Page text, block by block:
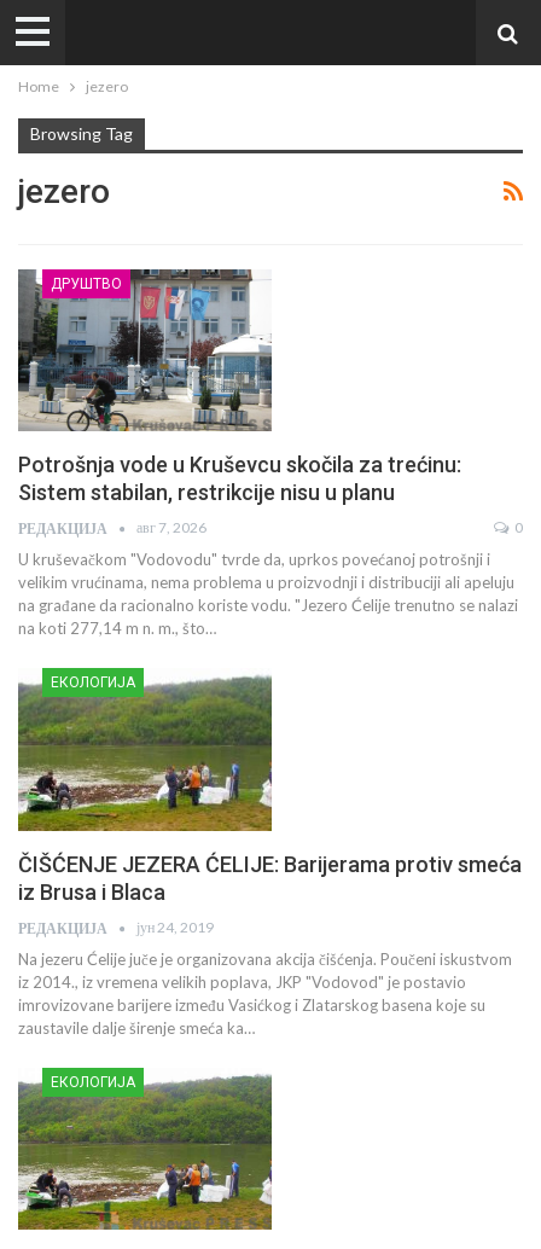
Home jezero
Browsing Tag
jezero
ДРУШТВО
Potrošnja vode u Kruševcu skočila za trećinu:
Sistem stabilan, restrikcije nisu u planu
РЕДАКЦИЈА авг 7, 2026 0
U kruševačkom "Vodovodu" tvrde da, uprkos povećanoj potrošnji i
velikim vrućinama, nema problema u proizvodnji i distribuciji ali apeluju
na građane da racionalno koriste vodu. "Jezero Ćelije trenutno se nalazi
na koti 277,14 m n. m., što…
ЕКОЛОГИЈА
ČIŠĆENJE JEZERA ĆELIJE: Barijerama protiv smeća
iz Brusa i Blaca
РЕДАКЦИЈА јун 24, 2019
Na jezeru Ćelije juče je organizovana akcija čišćenja. Poučeni iskustvom
iz 2014., iz vremena velikih poplava, JKP "Vodovod" je postavio
imrovizovane barijere između Vasićkog i Zlatarskog basena koje su
zaustavile dalje širenje smeća ka…
ЕКОЛОГИЈА